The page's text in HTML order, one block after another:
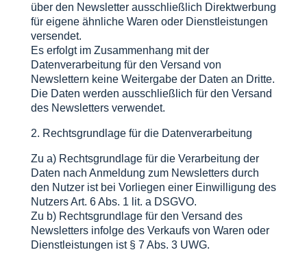
über den Newsletter ausschließlich Direktwerbung
für eigene ähnliche Waren oder Dienstleistungen
versendet.
Es erfolgt im Zusammenhang mit der
Datenverarbeitung für den Versand von
Newslettern keine Weitergabe der Daten an Dritte.
Die Daten werden ausschließlich für den Versand
des Newsletters verwendet.
2. Rechtsgrundlage für die Datenverarbeitung
Zu a) Rechtsgrundlage für die Verarbeitung der
Daten nach Anmeldung zum Newsletters durch
den Nutzer ist bei Vorliegen einer Einwilligung des
Nutzers Art. 6 Abs. 1 lit. a DSGVO.
Zu b) Rechtsgrundlage für den Versand des
Newsletters infolge des Verkaufs von Waren oder
Dienstleistungen ist § 7 Abs. 3 UWG.